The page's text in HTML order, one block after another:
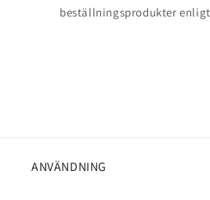
beställningsprodukter
ANVÄNDNING